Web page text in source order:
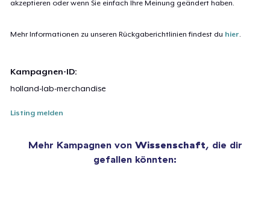
akzeptieren oder wenn Sie einfach Ihre Meinung geändert haben.
Mehr Informationen zu unseren Rückgaberichtlinien findest du hier.
Kampagnen-ID:
holland-lab-merchandise
Listing melden
Mehr Kampagnen von Wissenschaft, die dir
gefallen könnten: